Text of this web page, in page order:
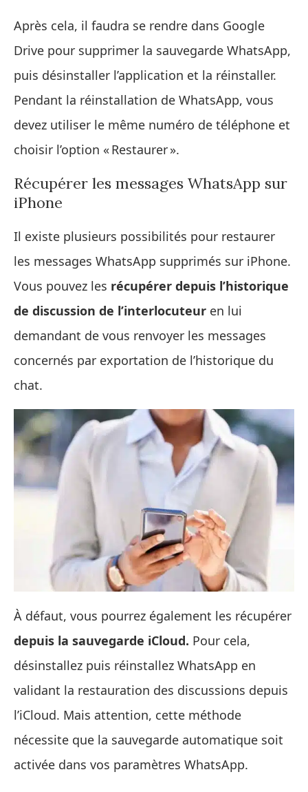
Après cela, il faudra se rendre dans Google
Drive pour supprimer la sauvegarde WhatsApp,
puis désinstaller l’application et la réinstaller.
Pendant la réinstallation de WhatsApp, vous
devez utiliser le même numéro de téléphone et
choisir l’option « Restaurer ».
Récupérer les messages WhatsApp sur
iPhone
Il existe plusieurs possibilités pour restaurer
les messages WhatsApp supprimés sur iPhone.
Vous pouvez les récupérer depuis l’historique
de discussion de l’interlocuteur en lui
demandant de vous renvoyer les messages
concernés par exportation de l’historique du
chat.
À défaut, vous pourrez également les récupérer
depuis la sauvegarde iCloud. Pour cela,
désinstallez puis réinstallez WhatsApp en
validant la restauration des discussions depuis
l’iCloud. Mais attention, cette méthode
nécessite que la sauvegarde automatique soit
activée dans vos paramètres WhatsApp.